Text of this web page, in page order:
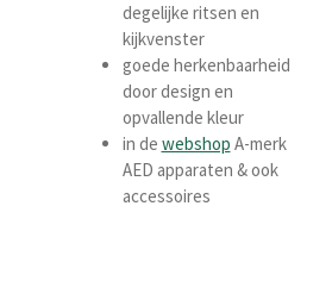
degelijke ritsen en
kijkvenster
goede herkenbaarheid
door design en
opvallende kleur
in de webshop A-merk
AED apparaten & ook
accessoires